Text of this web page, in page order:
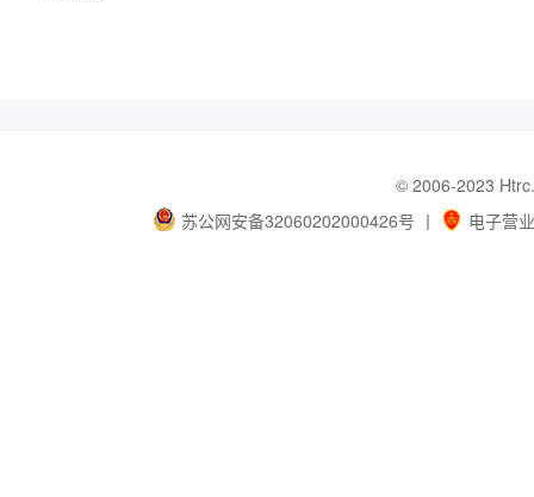
© 2006-2023
苏公网安备32060202000426号 丨 电子营